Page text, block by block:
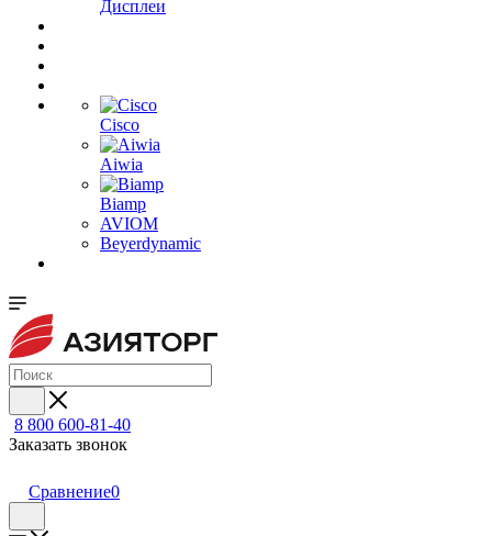
Дисплеи
Cisco
Aiwia
Biamp
AVIOM
Beyerdynamic
8 800 600-81-40
Заказать звонок
Сравнение0